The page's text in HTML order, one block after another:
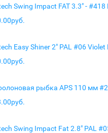
Swing Impact FAT 3.3" - #418
Easy Shiner 2" PAL #06 Violet
рыбка APS 110 мм
Swing Impact Fat 2.8" PAL